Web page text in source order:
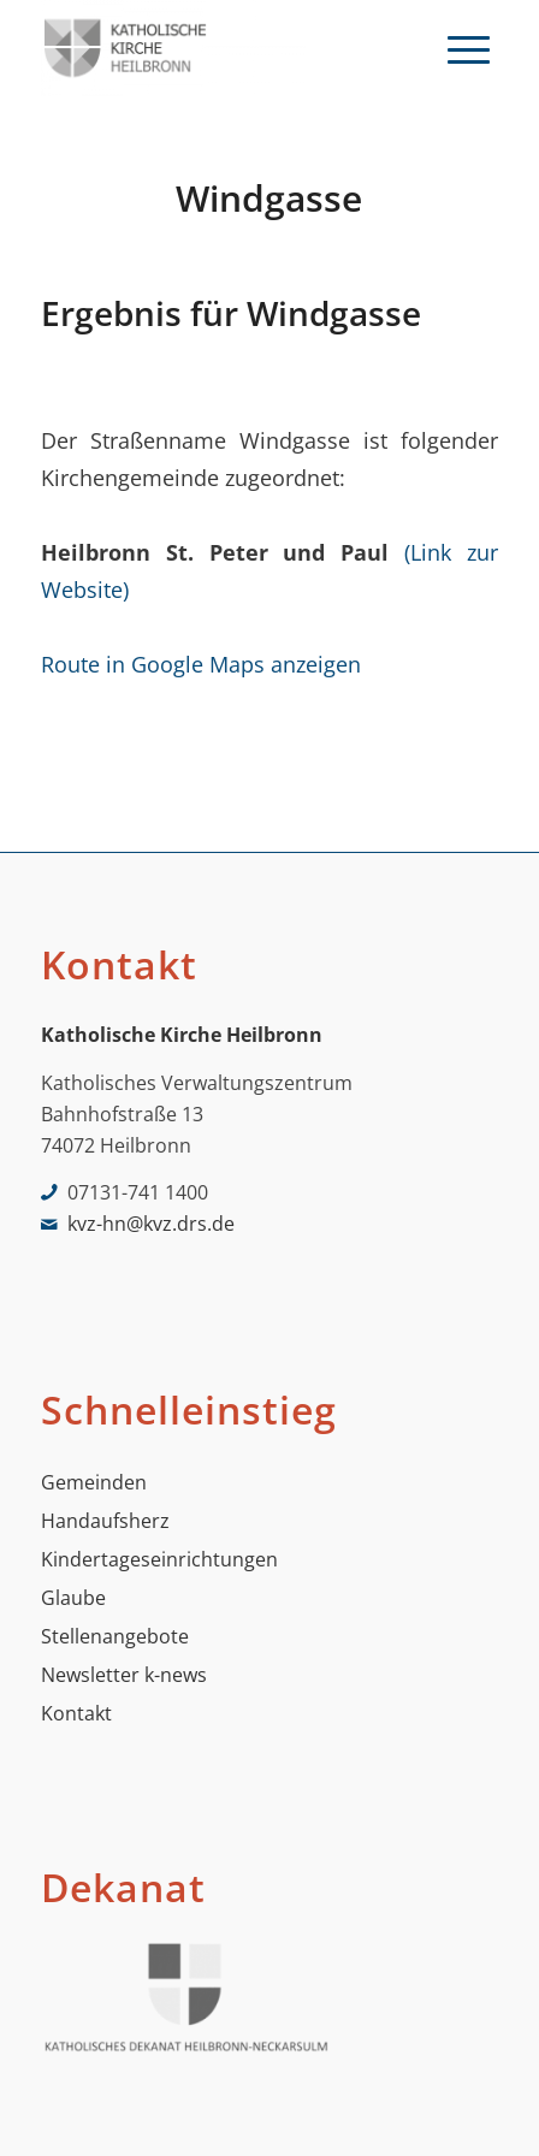
Windgasse
Ergebnis für Windgasse
Der Straßenname Windgasse ist folgender
Kirchengemeinde zugeordnet:
Heilbronn St. Peter und Paul(Link zur
Website)
Route in Google Maps anzeigen
Kontakt
Katholische Kirche Heilbronn
Katholisches Verwaltungszentrum
Bahnhofstraße 13
74072 Heilbronn
07131-741 1400
kvz-hn@kvz.drs.de
Schnelleinstieg
Gemeinden
Handaufsherz
Kindertageseinrichtungen
Glaube
Stellenangebote
Newsletter k-news
Kontakt
Dekanat